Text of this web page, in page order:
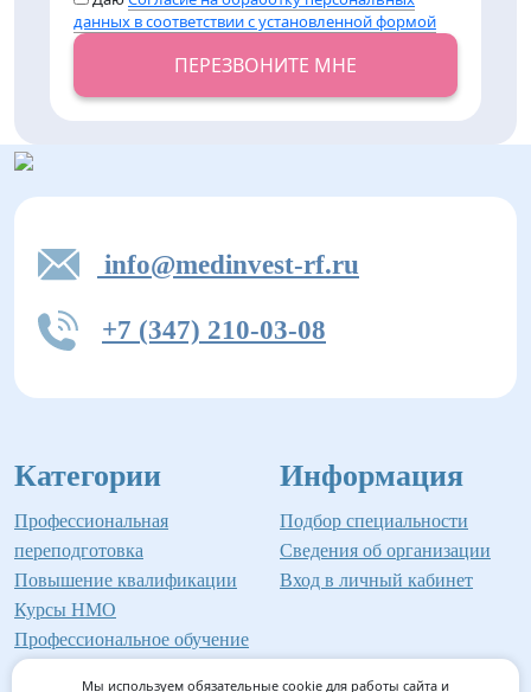
данных в соответствии с установленной формой
ПЕРЕЗВОНИТЕ МНЕ
info@medinvest-rf.ru
+7 (347) 210-03-08
Категории
Профессиональная
переподготовка
Повышение квалификации
Курсы НМО
Профессиональное обучение
Информация
Подбор специальности
Сведения об организации
Вход в личный кабинет
Мы используем обязательные cookie для работы сайта и